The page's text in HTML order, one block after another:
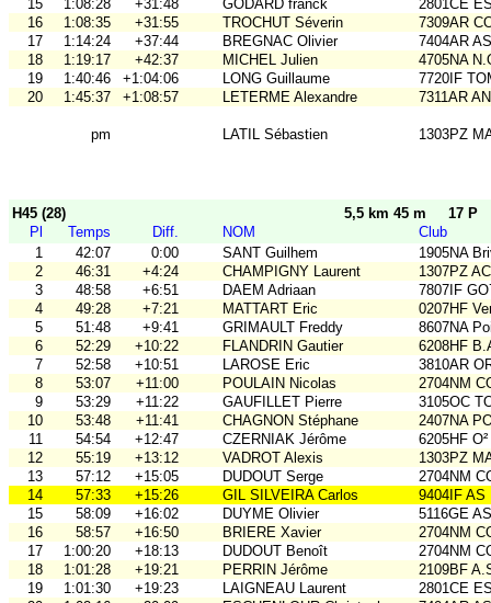
15 1:08:28 +31:48 GODARD franck
2801CE
16
1:08:35 +31:55 TROCHUT Séverin
7309AR
17
1:14:24 +37:44 BREGNAC Olivier
7404AR
18
1:19:17 +42:37 MICHEL Julien
4705NA
19
1:40:46 +1:04:06 LONG Guillaume
7720IF
20
1:45:37 +1:08:57 LETERME Alexandre 7311AR
pm LATIL Sébastien 1303PZ
H45 (28) 5,5 km 45 m
17 P
Pl
Temps Diff. NOM
Club
1
42:07 0:00 SANT Guilhem
1905NA
2
46:31 +4:24 CHAMPIGNY Laurent
1307PZ
3
48:58 +6:51 DAEM Adriaan
7807IF
4
49:28 +7:21 MATTART Eric
0207HF
5
51:48 +9:41 GRIMAULT Freddy
8607NA
6
52:29 +10:22 FLANDRIN Gautier
6208HF
7
52:58 +10:51 LAROSE Eric
3810AR
8
53:07 +11:00 POULAIN Nicolas
2704NM
9
53:29 +11:22 GAUFILLET Pierre
3105OC
10
53:48 +11:41 CHAGNON Stéphane
2407NA
11
54:54 +12:47 CZERNIAK Jérôme
6205HF O²
12
55:19 +13:12 VADROT Alexis
1303PZ
13
57:12 +15:05 DUDOUT Serge
2704NM
14
57:33 +15:26 GIL SILVEIRA Carlos
9404IF AS
15
58:09 +16:02 DUYME Olivier
5116GE
16
58:57 +16:50 BRIERE Xavier
2704NM
17
1:00:20 +18:13 DUDOUT Benoît
2704NM
18
1:01:28 +19:21 PERRIN Jérôme
2109BF
19
1:01:30 +19:23 LAIGNEAU Laurent
2801CE